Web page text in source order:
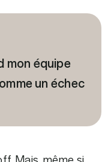
mon équipe
un échec